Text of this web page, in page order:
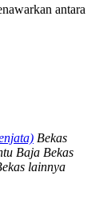
antara
Bekas
Baja Bekas
lainnya